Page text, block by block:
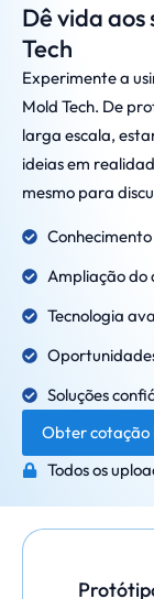
Dê vida aos
Tech
Experimente a
Mold Tech. De
larga escala,
ideias em
mesmo para
Ampliação do
Tecnologia
Soluções
Obter cotação
Todos os